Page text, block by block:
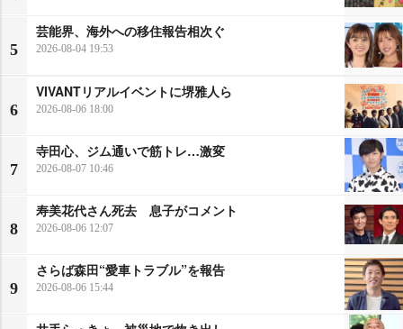
5
芸能界、海外への移住報告相次ぐ
2026-08-04 19:53
6
VIVANTリアルイベントに堺雅人ら
2026-08-06 18:00
7
寺田心、ジム通いで筋トレ…激変
2026-08-07 10:46
8
寿美花代さん死去 息子がコメント
2026-08-06 12:07
9
さらば森田“愛車トラブル”を報告
2026-08-06 15:44